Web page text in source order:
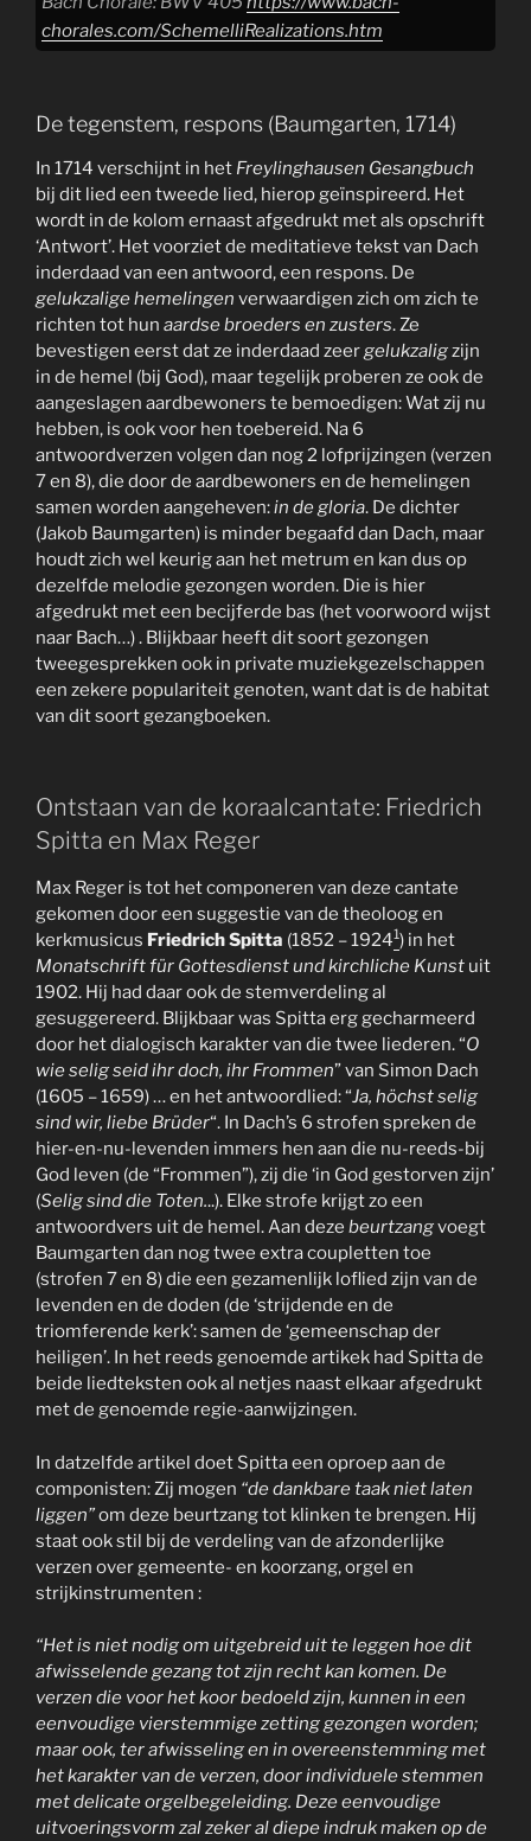
chorales.com/SchemelliRealizations.htm
De tegenstem, respons (Baumgarten, 1714)
In 1714 verschijnt in het Freylinghausen Gesangbuch
bij dit lied een tweede lied, hierop geïnspireerd. Het
wordt in de kolom ernaast afgedrukt met als opschrift
‘Antwort’. Het voorziet de meditatieve tekst van Dach
inderdaad van een antwoord, een respons. De
gelukzalige hemelingen verwaardigen zich om zich te
richten tot hun aardse broeders en zusters. Ze
bevestigen eerst dat ze inderdaad zeer gelukzaligzijn
in de hemel (bij God), maar tegelijk proberen ze ook de
aangeslagen aardbewoners te bemoedigen: Wat zij nu
hebben, is ook voor hen toebereid. Na 6
antwoordverzen volgen dan nog 2 lofprijzingen (verzen
7 en 8), die door de aardbewoners en de hemelingen
samen worden aangeheven:in de gloria. De dichter
(Jakob Baumgarten) is minder begaafd dan Dach, maar
houdt zich wel keurig aan het metrum en kan dus op
dezelfde melodie gezongen worden. Die is hier
afgedrukt met een becijferde bas (het voorwoord wijst
naar Bach…) . Blijkbaar heeft dit soort gezongen
tweegesprekken ook in private muziekgezelschappen
een zekere populariteit genoten, want dat is de habitat
van dit soort gezangboeken.
Ontstaan van de koraalcantate: Friedrich
Spitta en Max Reger
Max Reger is tot het componeren van deze cantate
gekomen door een suggestie van de theoloog en
kerkmusicus Friedrich Spitta (1852 – 19241) in het
Monatschrift für Gottesdienst und kirchliche Kunst uit
1902. Hij had daar ook de stemverdeling al
gesuggereerd. Blijkbaar was Spitta erg gecharmeerd
door het dialogisch karakter van die twee liederen. “O
wie selig seid ihr doch, ihr Frommen” van Simon Dach
(1605 – 1659) … en het antwoordlied: “Ja, höchst selig
sind wir, liebe Brüder“. In Dach’s 6 strofen spreken de
hier-en-nu-levenden immers hen aan die nu-reeds-bij
God leven (de “Frommen”), zij die ‘in God gestorven zijn’
(Selig sind die Toten...). Elke strofe krijgt zo een
antwoordvers uit de hemel. Aan deze beurtzangvoegt
Baumgarten dan nog twee extra coupletten toe
(strofen 7 en 8) die een gezamenlijk loflied zijn van de
levenden en de doden (de ‘strijdende en de
triomferende kerk’: samen de ‘gemeenschap der
heiligen’. In het reeds genoemde artikek had Spitta de
beide liedteksten ook al netjes naast elkaar afgedrukt
met de genoemde regie-aanwijzingen.
In datzelfde artikel doet Spitta een oproep aan de
componisten: Zij mogen “de dankbare taak niet laten
liggen”om deze beurtzang tot klinken te brengen. Hij
staat ook stil bij de verdeling van de afzonderlijke
verzen over gemeente- en koorzang, orgel en
strijkinstrumenten :
“Het is niet nodig om uitgebreid uit te leggen hoe dit
afwisselende gezang tot zijn recht kan komen. De
verzen die voor het koor bedoeld zijn, kunnen in een
eenvoudige vierstemmige zetting gezongen worden;
maar ook, ter afwisseling en in overeenstemming met
het karakter van de verzen, door individuele stemmen
met delicate orgelbegeleiding. Deze eenvoudige
uitvoeringsvorm zal zeker al diepe indruk maken op de